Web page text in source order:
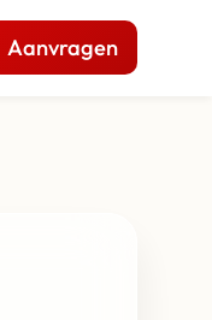
Aanvragen